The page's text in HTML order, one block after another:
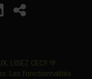
dans
s'ouvrira
s'ouvrira
LinkedIn
Ce lienPartager
LISEZ CECI! 💚
Les fonctionnalités